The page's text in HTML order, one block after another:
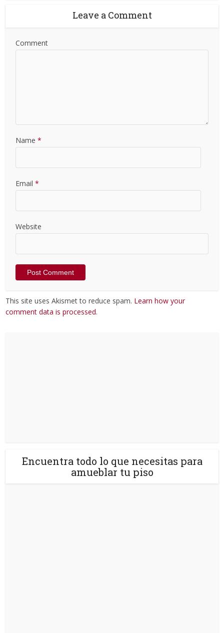
Leave a Comment
Comment
Name *
Email *
Website
This site uses Akismet to reduce spam. Learn how your
comment data is processed.
Encuentra todo lo que necesitas para
amueblar tu piso